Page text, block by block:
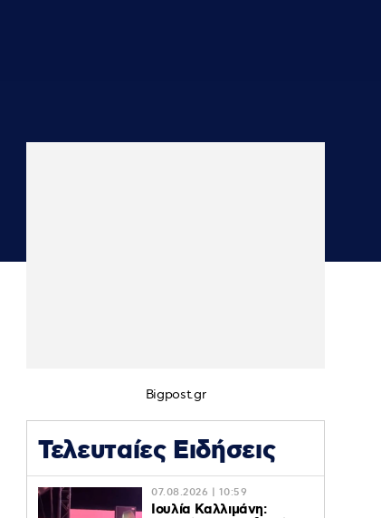
Bigpost.gr
Τελευταίες Ειδήσεις
07.08.2026 | 10:59
Ιουλία Καλλιμάνη: